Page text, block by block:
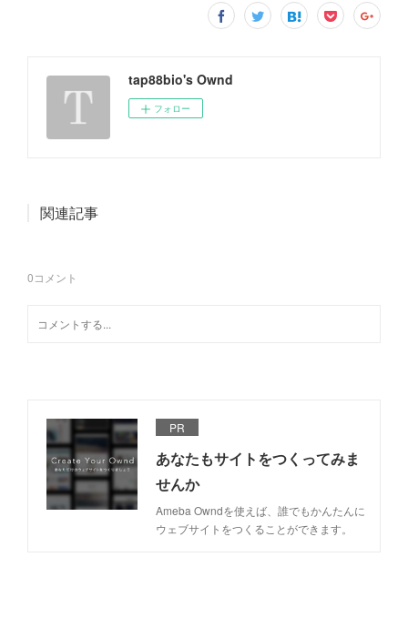
tap88bio's Ownd
フォロー
関連記事
0コメント
PR
あなたもサイトをつくってみま
せんか
Ameba Owndを使えば、誰でもかんたんに
ウェブサイトをつくることができます。